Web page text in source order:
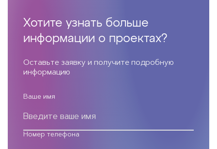
Хотите узнать больше
информации о проектах?
Оставьте заявку и получите подробную
информацию
Ваше имя
Номер телефона